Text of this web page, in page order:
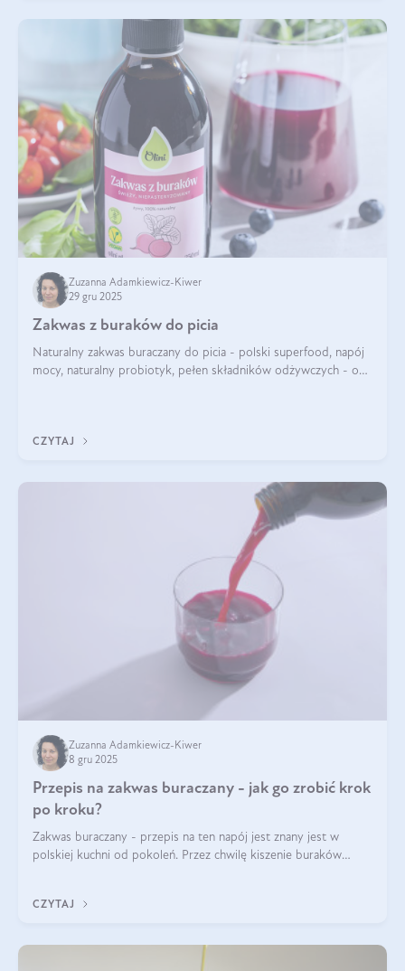
Zuzanna Adamkiewicz-Kiwer
29 gru 2025
Zakwas z buraków do picia
Naturalny zakwas buraczany do picia - polski superfood, napój
mocy, naturalny probiotyk, pełen składników odżywczych - o
CZYTAJ
Zuzanna Adamkiewicz-Kiwer
8 gru 2025
Przepis na zakwas buraczany - jak go zrobić krok
po kroku?
Zakwas buraczany - przepis na ten napój jest znany jest w
polskiej kuchni od pokoleń. Przez chwilę kiszenie buraków
CZYTAJ